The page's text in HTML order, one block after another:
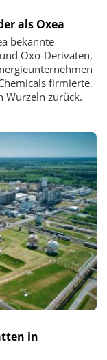
als Oxea
bekannte
Oxo-Derivaten,
firmierte,
Wurzeln zurück.
in